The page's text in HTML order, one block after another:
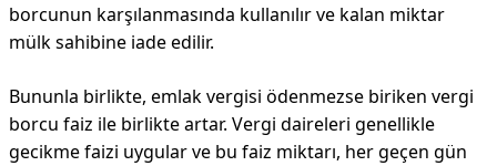
borcunun karşılanmasında kullanılır ve kalan miktar
mülk sahibine iade edilir.
Bununla birlikte, emlak vergisi ödenmezse biriken vergi
borcu faiz ile birlikte artar. Vergi daireleri genellikle
gecikme faizi uygular ve bu faiz miktarı, her geçen gün